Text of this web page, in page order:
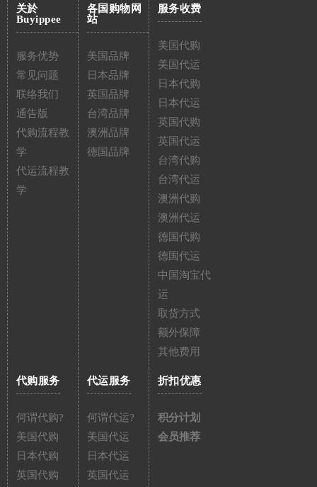
关於
Buyippee
服务优势
常见问题
联络我们
通告版
代购流程教
学
代运流程教
学
各国购物网
站
美国品牌
日本品牌
英国品牌
台湾品牌
澳洲品牌
德国品牌
服务收费
美国代购
美国代运
日本代购
日本代运
英国代购
英国代运
台湾代购
台湾代运
澳洲代购
澳洲代运
德国代购
德国代运
中国淘宝代
运
取货方式
额外保障
其他费用
代购服务
何谓代购?
美国代购
日本代购
英国代购
代运服务
何谓代运?
美国代运
日本代运
英国代运
折扣优惠
积分计划
会员推荐